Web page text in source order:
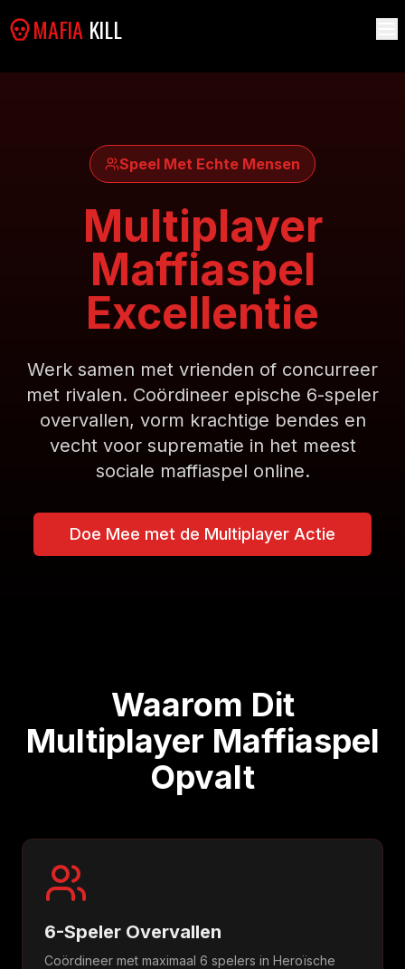
MAFIA KILL
Speel Met Echte Mensen
Multiplayer
Maffiaspel
Excellentie
Werk samen met vrienden of concurreer
met rivalen. Coördineer epische 6-speler
overvallen, vorm krachtige bendes en
vecht voor suprematie in het meest
sociale maffiaspel online.
Doe Mee met de Multiplayer Actie
Waarom Dit
Multiplayer Maffiaspel
Opvalt
6-Speler Overvallen
Coördineer met maximaal 6 spelers in Heroïsche